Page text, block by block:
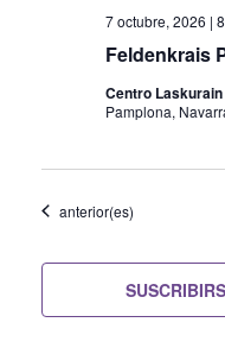
Feldenkrais
7 octubre, 2026 |
Centro
Pamplona,
Eventos
anterior(es)